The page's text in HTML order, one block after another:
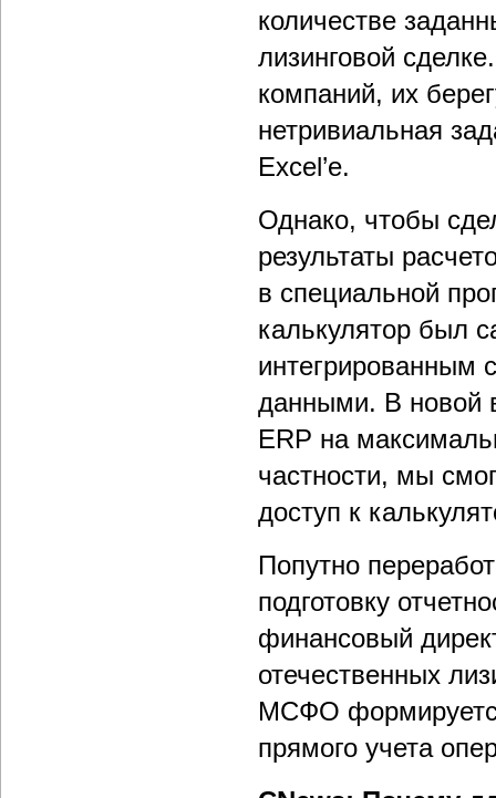
количестве
лизинговой
компаний, их
нетривиальная
Excel’е.
Однако, чтобы
результаты
в специальной
калькулятор был
интегрированным
данными. В новой
ERP на
частности, мы
доступ к
Попутно
подготовку
финансовый
отечественных
МСФО
прямого учета